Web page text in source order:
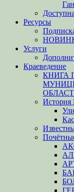
Ресурсы
Услуги
Краеведение
КНИГА
История